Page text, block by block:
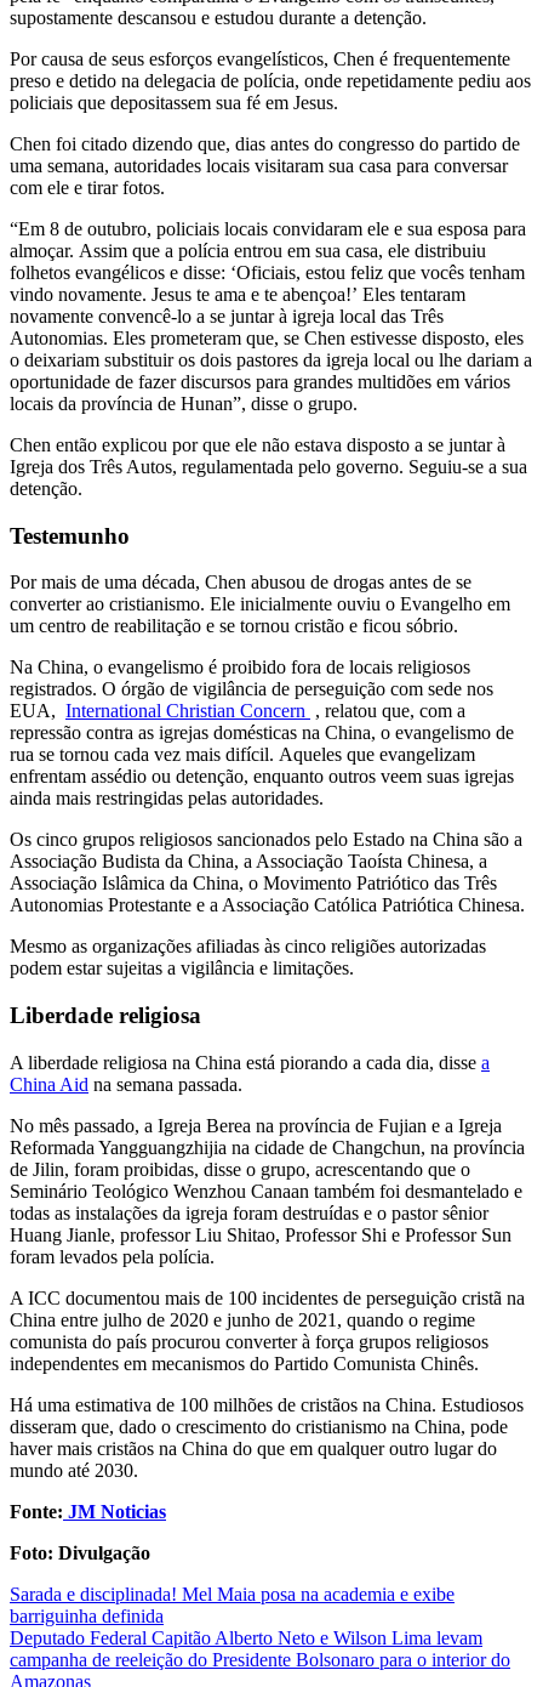
supostamente descansou e estudou durante a detenção.
Por causa de seus esforços evangelísticos, Chen é frequentemente
preso e detido na delegacia de polícia, onde repetidamente pediu aos
policiais que depositassem sua fé em Jesus.
Chen foi citado dizendo que, dias antes do congresso do partido de
uma semana, autoridades locais visitaram sua casa para conversar
com ele e tirar fotos.
“Em 8 de outubro, policiais locais convidaram ele e sua esposa para
almoçar. Assim que a polícia entrou em sua casa, ele distribuiu
folhetos evangélicos e disse: ‘Oficiais, estou feliz que vocês tenham
vindo novamente. Jesus te ama e te abençoa!’ Eles tentaram
novamente convencê-lo a se juntar à igreja local das Três
Autonomias. Eles prometeram que, se Chen estivesse disposto, eles
o deixariam substituir os dois pastores da igreja local ou lhe dariam a
oportunidade de fazer discursos para grandes multidões em vários
locais da província de Hunan”, disse o grupo.
Chen então explicou por que ele não estava disposto a se juntar à
Igreja dos Três Autos, regulamentada pelo governo. Seguiu-se a sua
detenção.
Testemunho
Por mais de uma década, Chen abusou de drogas antes de se
converter ao cristianismo. Ele inicialmente ouviu o Evangelho em
um centro de reabilitação e se tornou cristão e ficou sóbrio.
Na China, o evangelismo é proibido fora de locais religiosos
registrados. O órgão de vigilância de perseguição com sede nos
EUA, International Christian Concern , relatou que, com a
repressão contra as igrejas domésticas na China, o evangelismo de
rua se tornou cada vez mais difícil. Aqueles que evangelizam
enfrentam assédio ou detenção, enquanto outros veem suas igrejas
ainda mais restringidas pelas autoridades.
Os cinco grupos religiosos sancionados pelo Estado na China são a
Associação Budista da China, a Associação Taoísta Chinesa, a
Associação Islâmica da China, o Movimento Patriótico das Três
Autonomias Protestante e a Associação Católica Patriótica Chinesa.
Mesmo as organizações afiliadas às cinco religiões autorizadas
podem estar sujeitas a vigilância e limitações.
Liberdade religiosa
A liberdade religiosa na China está piorando a cada dia, disse a
China Aid na semana passada.
No mês passado, a Igreja Berea na província de Fujian e a Igreja
Reformada Yangguangzhijia na cidade de Changchun, na província
de Jilin, foram proibidas, disse o grupo, acrescentando que o
Seminário Teológico Wenzhou Canaan também foi desmantelado e
todas as instalações da igreja foram destruídas e o pastor sênior
Huang Jianle, professor Liu Shitao, Professor Shi e Professor Sun
foram levados pela polícia.
A ICC documentou mais de 100 incidentes de perseguição cristã na
China entre julho de 2020 e junho de 2021, quando o regime
comunista do país procurou converter à força grupos religiosos
independentes em mecanismos do Partido Comunista Chinês.
Há uma estimativa de 100 milhões de cristãos na China. Estudiosos
disseram que, dado o crescimento do cristianismo na China, pode
haver mais cristãos na China do que em qualquer outro lugar do
mundo até 2030.
Fonte: JM Noticias
Foto: Divulgação
Post
navigation
Sarada e disciplinada! Mel Maia posa na academia e exibe
barriguinha definida
Deputado Federal Capitão Alberto Neto e Wilson Lima levam
campanha de reeleição do Presidente Bolsonaro para o interior do
Amazonas